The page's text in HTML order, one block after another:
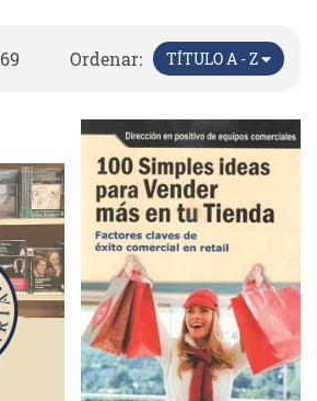
Ordenar: TÍTULO A - Z